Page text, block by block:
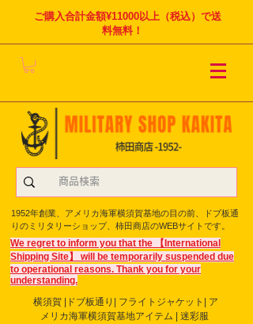
ご購入合計金額¥11000以上（税込）で送
料無料！
1952年創業、アメリカ海軍横須賀基地の目の前、ドブ板通
りのミリタリーショップ、柿田商店のWEBサイトです。
We regret to inform you that the 【International
Shipping Site】 will be temporarily suspended due
to operational reasons. Thank you for your
understanding.
横須賀 |ドブ板通り| フライト ジャケット| ア
メリカ海軍横須賀基地アイテム | 迷彩服